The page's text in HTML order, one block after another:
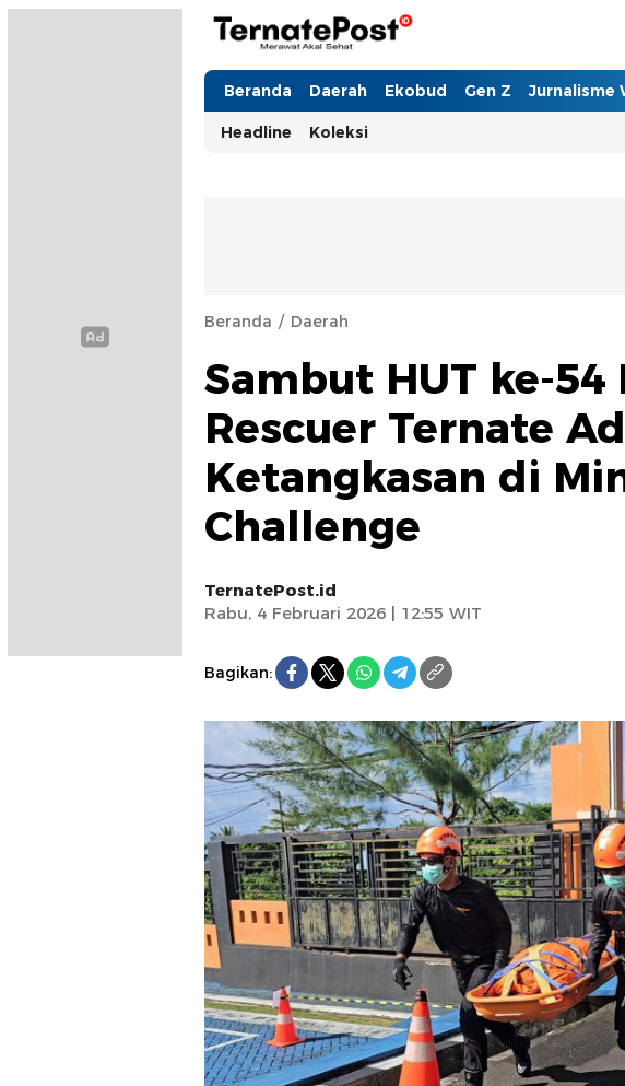
TernatePost.id
merawat akal sehat
Beranda Daerah Ekobud Gen Z Jurnalisme
Headline Koleksi
Beranda Daerah
Sambut HUT ke-54
Rescuer Ternate
Ketangkasan di
Challenge
TernatePost.id
Rabu, 4 Februari 2026 | 12:55 WIT
Bagikan: